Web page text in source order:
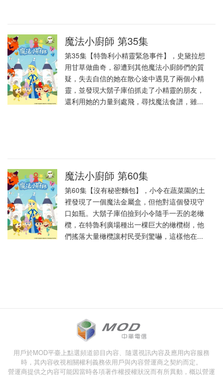
魔法小廚師 第35集
第35集【特魯利小精靈緊急事件】，史黛拉想
用甘草做曲奇，卻遭到其他魔法小廚師們的質
疑，失去自信的她在散心途中遇見了兩個小精
靈，並發現大鬍子庫伯抓走了小精靈的朋友，
還利用她的力量到處飛，尋找魔法食譜，雖...
魔法小廚師 第60集
第60集【沒有秘密麵包】，小令在蔬菜園的土
裡發現了一個魔法金屬盒，但他對這個發現守
口如瓶。大鬍子庫伯撿到小令隨手一丟的老橄
欖，在特魯利廣場種出一棵巨大的橄欖樹，他
們搖落大量橄欖讓村民受到驚嚇，這樣他在...
用戶於MOD平臺上點選頻道節目內容、隨選視訊內容及應用內容服務
時，其內容收視相關權利義務依用戶與內容營運商之契約而定。
營運商提供之內容可能因當時各項著作權授權狀況而有所異動，概以營運